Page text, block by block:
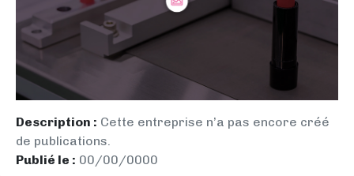
Description : Cette entreprise n’a pas encore créé
de publications.
Publié le : 00/00/0000